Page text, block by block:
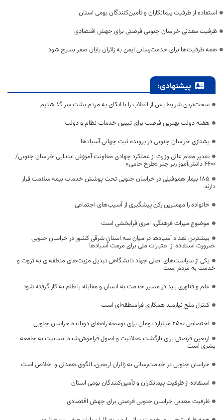
استفاده از ظرفیت پیمانکاران و تأمین‌کنندگان بومی استان
ظرفیت معدنی خراسان جنوبی فرصتی برای جهش اقتصادی
همه ظرفیت‌ها برای خدمت‌رسانی ایمن به زائران پایان صفر بسیج شود
پیشنهادی:
سخت‌ترین شرایط پس از انقلاب را با اتکای به مردم پشت سر گذاشتیم
هفته دولت بهترین فرصت برای تبیین خدمات نظام و دولت
یشتازی خراسان جنوبی در پرونده ثبت جهانی آسبادها
تقدیر مقام عالی وزارت از عملکرد جهادی معاونت آموزش ابتدایی خراسان جنوبی/
۴۶۰۰ دانش‌آموز زیر چتر «طرح حامی»
۱۸۵ بیمار هموفیلی در خراسان جنوبی تحت پوشش خدمات بیمه سلامت قرار
دارند
خانواده را مهمترین رکن پیشگیری از آسیب‌های اجتماعی
موضوع میراث فرهنگی، امری فرابخشی است
بیشترین تعداد آسبادها در میان سه استان شرقی کشور در خراسان جنوبی
،ضرورت استفاده از اعتبارات ملی برای مرمت آسبادها
یکی از سیاست‌های اصلی جهاد دانشگاهی تبدیل مزیت‌های منطقه‌ای به ثروت و
خدمت به مردم است
علم و فناوری باید در مسیر خدمت به انسان و مقابله با ظلم به کار گرفته شود
کنترل ملخ نیازمند همکاری فرامنطقه‌ای است
اختصاص 2500 میلیارد تومان برای توسعه راه‌های دوبانده خراسان جنوبی
اربعین فرصتی برای بازگشت عقلانیت و اصول فراموش‌شده انسانیت به جامعه
بشری است
خراسان جنوبی در خدمت‌رسانی به زائران اربعین، الگوی همدلی و اخلاص است
استفاده از ظرفیت پیمانکاران و تأمین‌کنندگان بومی استان
ظرفیت معدنی خراسان جنوبی فرصتی برای جهش اقتصادی